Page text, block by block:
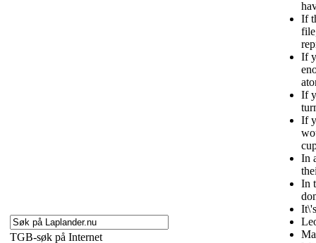
TGB-søk på Internet
If
If
If
If
In
In